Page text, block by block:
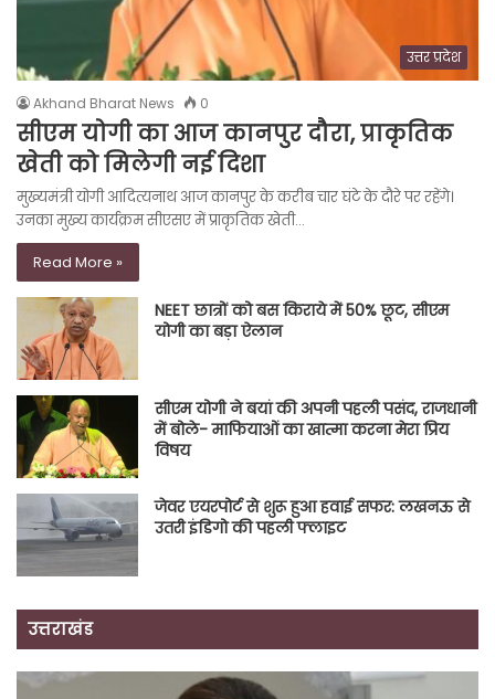
उत्तर प्रदेश
Akhand Bharat News 0
सीएम योगी का आज कानपुर दौरा, प्राकृतिक
खेती को मिलेगी नई दिशा
मुख्यमंत्री योगी आदित्यनाथ आज कानपुर के करीब चार घंटे के दौरे पर रहेंगे।
उनका मुख्य कार्यक्रम सीएसए में प्राकृतिक खेती…
Read More »
NEET छात्रों को बस किराये में 50% छूट, सीएम
योगी का बड़ा ऐलान
सीएम योगी ने बयां की अपनी पहली पसंद, राजधानी
में बोले- माफियाओं का खात्मा करना मेरा प्रिय
विषय
जेवर एयरपोर्ट से शुरू हुआ हवाई सफर: लखनऊ से
उतरी इंडिगो की पहली फ्लाइट
उत्तराखंड